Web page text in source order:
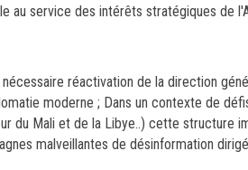
au service des intérêts stratégiques de
réactivation de la direction
moderne ; Dans un contexte de
du Mali et de la Libye..) cette structure
malveillantes de désinformation